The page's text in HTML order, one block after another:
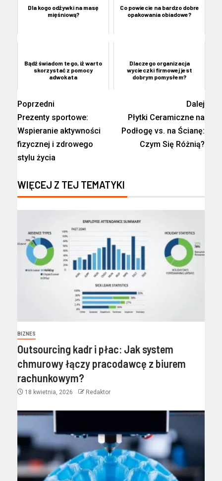
Dla kogo odżywki na masę
mięśniową?
Co powiecie na bardzo dobre
opakowania obiadowe?
Bądź świadom tego, iż warto
skorzystać z pomocy
adwokata
Dlaczego organizacja
wycieczki firmowej jest
dobrym pomysłem?
Poprzedni
Prezenty sportowe:
Wspieranie aktywności
fizycznej i zdrowego
stylu życia
Dalej
Płytki Ceramiczne na
Podłogę vs. na Ścianę:
Czym Się Różnią?
WIĘCEJ Z TEJ TEMATYKI
BIZNES
Outsourcing kadr i płac: Jak system
chmurowy łączy pracodawcę z biurem
rachunkowym?
18 kwietnia, 2026 Redaktor